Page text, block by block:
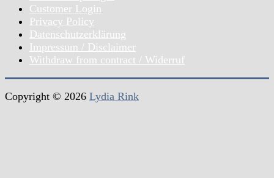
Customer Login
Privacy Policy
Datenschutzerklärung
Impressum / Disclaimer
Withdraw from contract / Widerruf
Copyright © 2026 Lydia Rink